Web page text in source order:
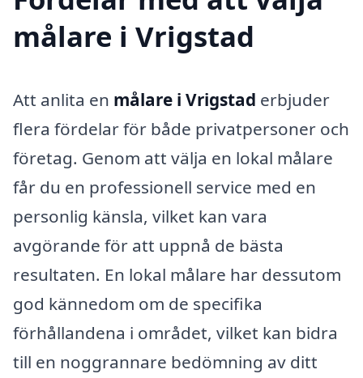
målare i Vrigstad
Att anlita en målare i Vrigstad erbjuder
flera fördelar för både privatpersoner och
företag. Genom att välja en lokal målare
får du en professionell service med en
personlig känsla, vilket kan vara
avgörande för att uppnå de bästa
resultaten. En lokal målare har dessutom
god kännedom om de specifika
förhållandena i området, vilket kan bidra
till en noggrannare bedömning av ditt